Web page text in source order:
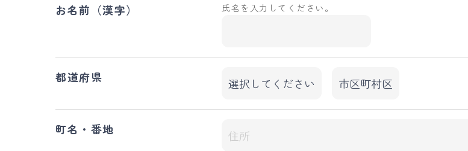
お名前（漢字） 氏名を入力してください。
都道府県
町名・番地